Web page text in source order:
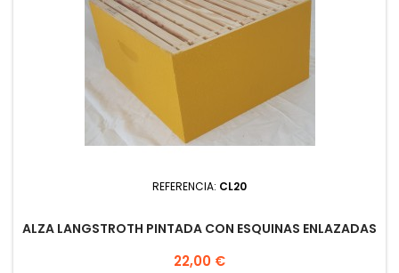
REFERENCIA: CL20
ALZA LANGSTROTH PINTADA CON ESQUINAS ENLAZADAS
Precio
22,00 €